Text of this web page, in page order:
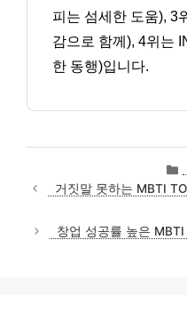
피는 섬세한 도움), 3
감으로 함께), 4위는
한 동행)입니다.
거짓말 못하는 MBTI
창업 성공률 높은